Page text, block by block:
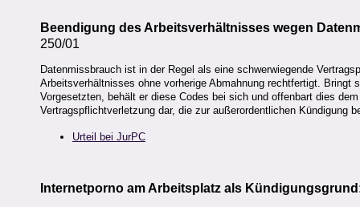
Beendigung des Arbeitsverhältnisses wegen
250/01
Datenmissbrauch ist in der Regel als eine schwerwiegende
Arbeitsverhältnisses ohne vorherige Abmahnung rechtfertigt.
Vorgesetzten, behält er diese Codes bei sich und offenbart dies
Vertragspflichtverletzung dar, die zur außerordentlichen Kündigung
Urteil bei JurPC
Internetporno am Arbeitsplatz als